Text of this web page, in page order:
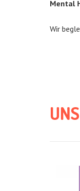
Mental
Wir